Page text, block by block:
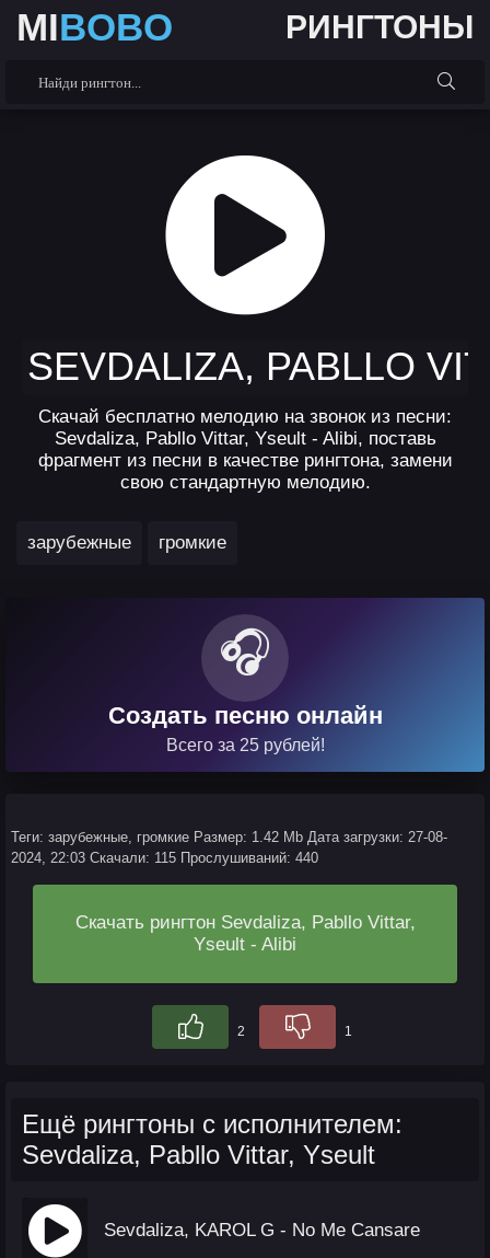
MIBOBO РИНГТОНЫ
SEVDALIZA, PABLLO
Скачай бесплатно мелодию на звонок из песни:
Sevdaliza, Pabllo Vittar, Yseult - Alibi, поставь
фрагмент из песни в качестве рингтона, замени
свою стандартную мелодию.
зарубежные
громкие
🎧
Создать песню онлайн
Всего за 25 рублей!
Теги: зарубежные, громкие Размер: 1.42 Mb Дата загрузки: 27-08-
2024, 22:03 Скачали: 115 Прослушиваний: 440
Скачать рингтон Sevdaliza, Pabllo Vittar,
Yseult - Alibi
2 1
Ещё рингтоны с исполнителем:
Sevdaliza, Pabllo Vittar, Yseult
Sevdaliza, KAROL G - No Me Cansare